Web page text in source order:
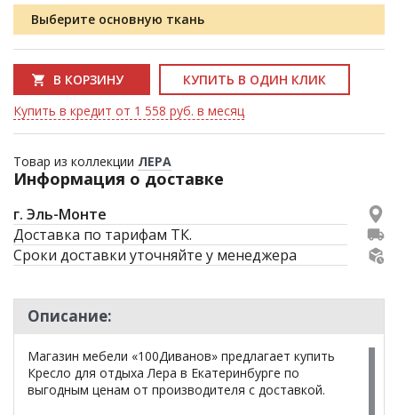
Выберите основную ткань
В КОРЗИНУ
КУПИТЬ В ОДИН КЛИК
Купить в кредит от 1 558 руб. в месяц
Товар из коллекции ЛЕРА
Информация о доставке
г. Эль-Монте
Доставка по тарифам ТК.
Сроки доставки уточняйте у менеджера
Описание:
Магазин мебели «100Диванов» предлагает купить
Кресло для отдыха Лера в Екатеринбурге по
выгодным ценам от производителя с доставкой.